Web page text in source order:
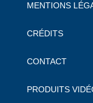
MENTIONS
CRÉDITS
CONTACT
PRODUITS